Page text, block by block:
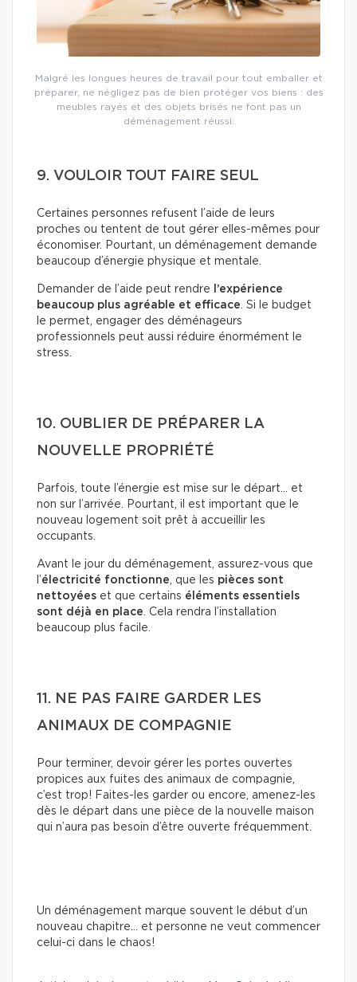
Malgré les longues heures de travail pour tout emballer et
préparer, ne négligez pas de bien protéger vos biens : des
meubles rayés et des objets brisés ne font pas un
déménagement réussi.
9. VOULOIR TOUT FAIRE SEUL
Certaines personnes refusent l’aide de leurs
proches ou tentent de tout gérer elles-mêmes pour
économiser. Pourtant, un déménagement demande
beaucoup d’énergie physique et mentale.
Demander de l’aide peut rendre
l’expérience
beaucoup plus agréable et efficace. Si le budget
le permet, engager des déménageurs
professionnels peut aussi réduire énormément le
stress.
10. OUBLIER DE PRÉPARER LA
NOUVELLE PROPRIÉTÉ
Parfois, toute l’énergie est mise sur le départ… et
non sur l’arrivée. Pourtant, il est important que le
nouveau logement soit prêt à accueillir les
occupants.
Avant le jour du déménagement, assurez-vous que
l’électricité fonctionne, que les pièces sont
nettoyées et que certains éléments essentiels
sont déjà en place. Cela rendra l’installation
beaucoup plus facile.
11. NE PAS FAIRE GARDER LES
ANIMAUX DE COMPAGNIE
Pour terminer, devoir gérer les portes ouvertes
propices aux fuites des animaux de compagnie,
c’est trop! Faites-les garder ou encore, amenez-les
dès le départ dans une pièce de la nouvelle maison
qui n’aura pas besoin d’être ouverte fréquemment.
Un déménagement marque souvent le début d’un
nouveau chapitre… et personne ne veut commencer
celui-ci dans le chaos!